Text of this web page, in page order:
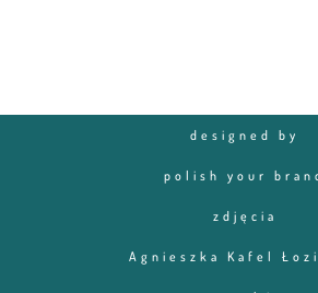
designed by
polish your
zdjęcia
Agnieszka Kafel